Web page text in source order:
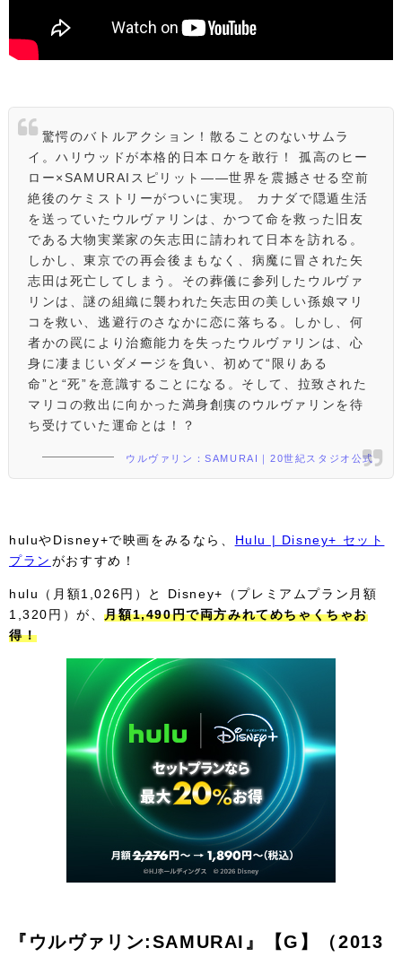
驚愕のバトルアクション！散ることのないサムラ
イ。ハリウッドが本格的日本ロケを敢行！ 孤高のヒー
ロー×SAMURAIスピリット――世界を震撼させる空前
絶後のケミストリーがついに実現。 カナダで隠遁生活
を送っていたウルヴァリンは、かつて命を救った旧友
である大物実業家の矢志田に請われて日本を訪れる。
しかし、東京での再会後まもなく、病魔に冒された矢
志田は死亡してしまう。その葬儀に参列したウルヴァ
リンは、謎の組織に襲われた矢志田の美しい孫娘マリ
コを救い、逃避行のさなかに恋に落ちる。しかし、何
者かの罠により治癒能力を失ったウルヴァリンは、心
身に凄まじいダメージを負い、初めて“限りある
命”と“死”を意識することになる。そして、拉致された
マリコの救出に向かった満身創痍のウルヴァリンを待
ち受けていた運命とは！？
ウルヴァリン：SAMURAI｜20世紀スタジオ公式
huluやDisney+で映画をみるなら、 Hulu | Disney+ セット
プラン がおすすめ！
hulu（月額1,026円）と Disney+（プレミアムプラン月額
1,320円）が、月額1,490円で両方みれてめちゃくちゃお
得！
『ウルヴァリン:SAMURAI』【G】（2013